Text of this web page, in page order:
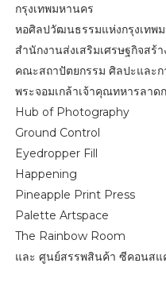
กรุงเทพมหานคร
หอศิลปวัฒนธรรมแห่งกรุงเทพ
สำนักงานส่งเสริมเศรษฐกิจสร้
คณะสถาปัตยกรรม ศิลปะและ
พระจอมเกล้าเจ้าคุณทหารลาด
Hub of Photography
Ground Control
Eyedropper Fill
Happening
Pineapple Print Press
Palette Artspace
The Rainbow Room
และ ศูนย์สรรพสินค้า ซีคอนสแ